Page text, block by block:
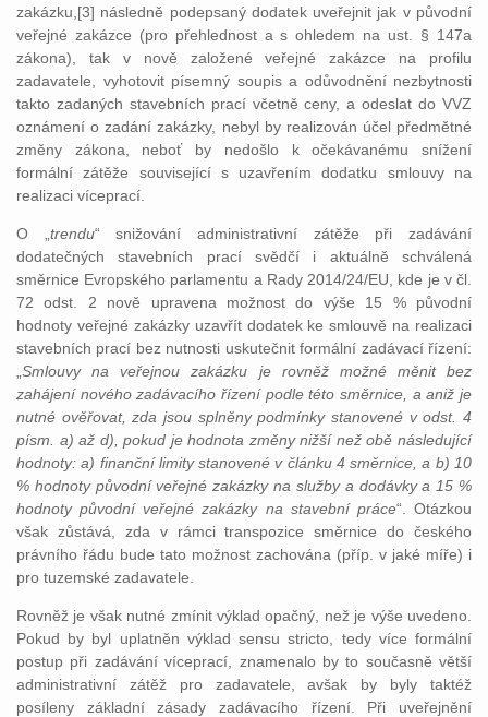
zakázku,[3] následně podepsaný dodatek uveřejnit jak v původní
veřejné zakázce (pro přehlednost a s ohledem na ust. § 147a
zákona), tak v nově založené veřejné zakázce na profilu
zadavatele, vyhotovit písemný soupis a odůvodnění nezbytnosti
takto zadaných stavebních prací včetně ceny, a odeslat do VVZ
oznámení o zadání zakázky, nebyl by realizován účel předmětné
změny zákona, neboť by nedošlo k očekávanému snížení
formální zátěže související s uzavřením dodatku smlouvy na
realizaci víceprací.
O „ trendu“ snižování administrativní zátěže při zadávání
dodatečných stavebních prací svědčí i aktuálně schválená
směrnice Evropského parlamentu a Rady 2014/24/EU, kde je v čl.
72 odst. 2 nově upravena možnost do výše 15 % původní
hodnoty veřejné zakázky uzavřít dodatek ke smlouvě na realizaci
stavebních prací bez nutnosti uskutečnit formální zadávací řízení:
Smlouvy na veřejnou zakázku je rovněž možné měnit bez
zahájení nového zadávacího řízení podle této směrnice, a aniž je
nutné ověřovat, zda jsou splněny podmínky stanovené v odst. 4
písm. a) až d), pokud je hodnota změny nižší než obě následující
hodnoty: a) finanční limity stanovené v článku 4 směrnice, a b) 10
% hodnoty původní veřejné zakázky na služby a dodávky a 15 %
hodnoty původní veřejné zakázky na stavební práce“. Otázkou
však zůstává, zda v rámci transpozice směrnice do českého
právního řádu bude tato možnost zachována (příp. v jaké míře) i
pro tuzemské zadavatele.
Rovněž je však nutné zmínit výklad opačný, než je výše uvedeno.
Pokud by byl uplatněn výklad sensu stricto, tedy více formální
postup při zadávání víceprací, znamenalo by to současně větší
administrativní zátěž pro zadavatele, avšak by byly taktéž
posíleny základní zásady zadávacího řízení. Při uveřejnění